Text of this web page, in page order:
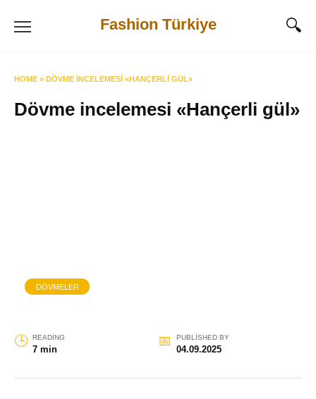
Fashion Türkiye
HOME » DÖVME INCELEMESI «HANÇERLI GÜL»
Dövme incelemesi «Hançerli gül»
DÖVMELER
READING
7 min
PUBLISHED BY
04.09.2025